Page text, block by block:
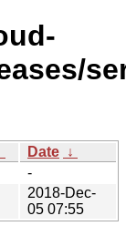
Date ↓
-
2018-Dec-
05 07:55